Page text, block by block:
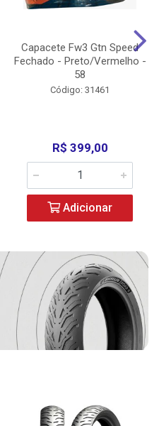
Capacete Fw3 Gtn Speed
Fechado - Preto/Vermelho -
58
Código: 31461
R$ 399,00
Adicionar